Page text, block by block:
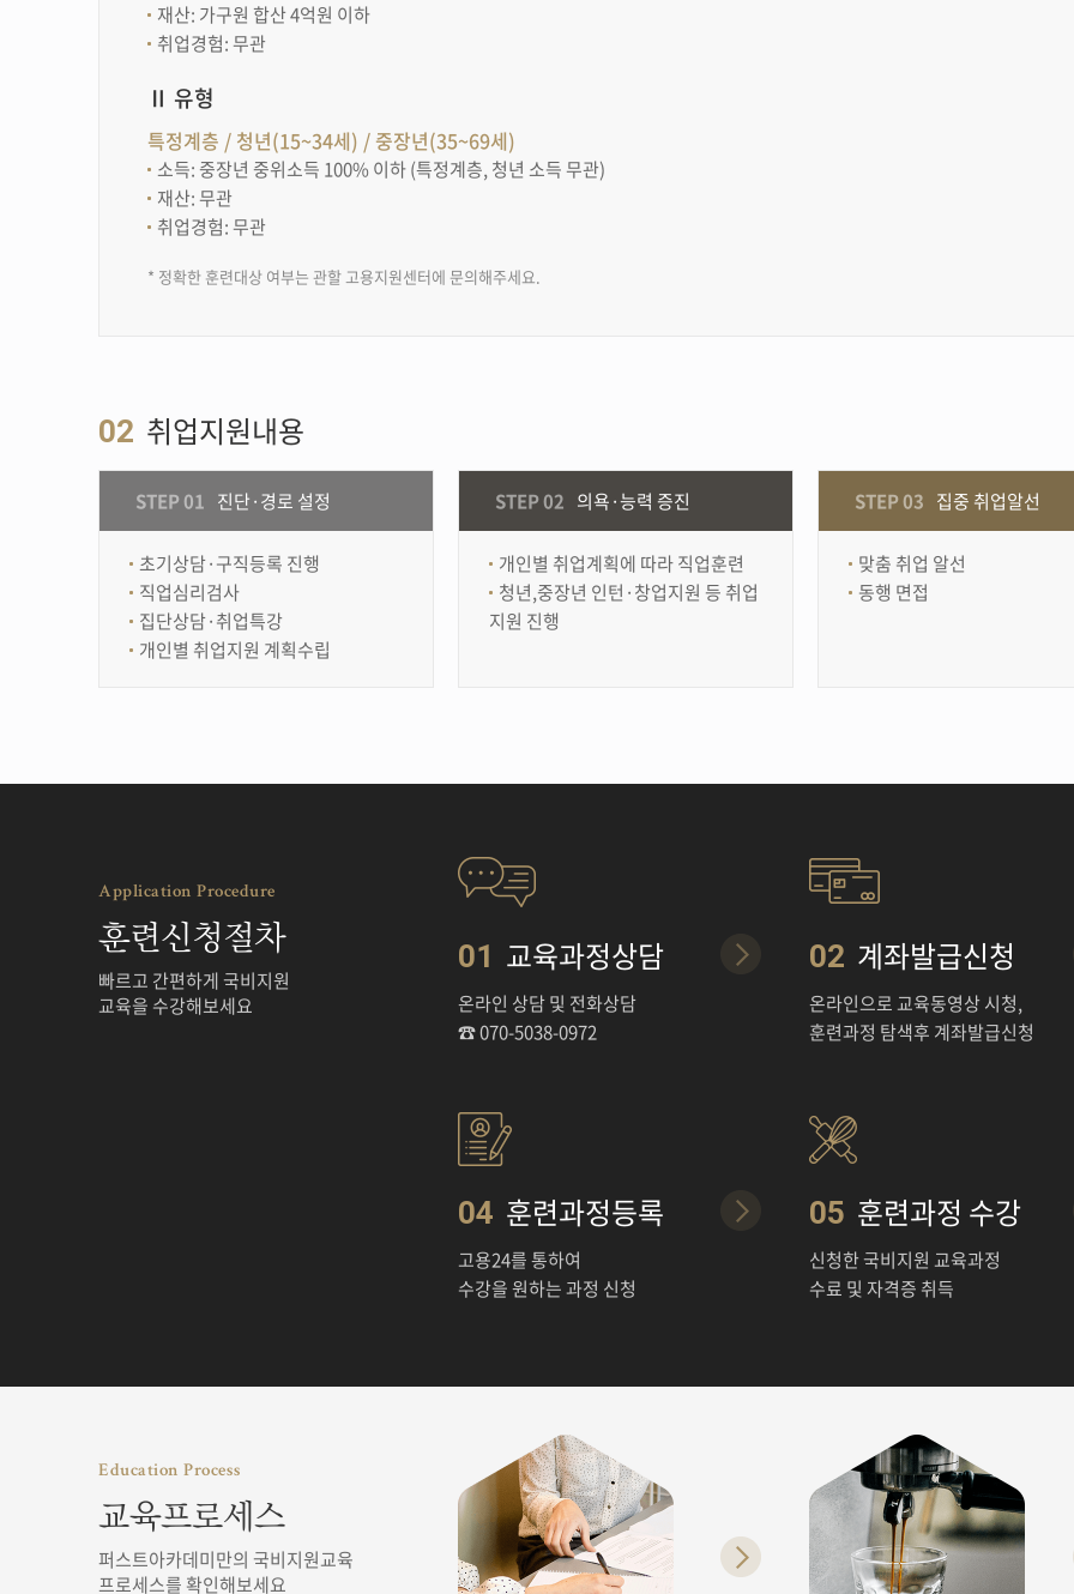
재산: 가구원 합산 4억원 이하
취업경험: 무관
Ⅱ 유형
특정계층 / 청년(15~34세) / 중장년(35~69세)
소득: 중장년 중위소득 100% 이하 (특정계층, 청년 소득 무관)
재산: 무관
취업경험: 무관
* 정확한 훈련대상 여부는 관할 고용지원센터에 문의해주세요.
02 취업지원내용
STEP 01 진단·경로 설정
초기상담·구직등록 진행
직업심리검사
집단상담·취업특강
개인별 취업지원 계획수립
STEP 02 의욕·능력 증진
개인별 취업계획에 따라 직업훈련
청년,중장년 인턴·창업지원 등 취업
지원 진행
STEP 03 집중 취업알선
맞춤 취업 알선
동행 면접
Application Procedure
훈련신청절차
빠르고 간편하게 국비지원
교육을 수강해보세요
01 교육과정상담
온라인 상담 및 전화상담
☎ 070-5038-0972
02 계좌발급신청
온라인으로 교육동영상 시청,
훈련과정 탐색후 계좌발급신청
04 훈련과정등록
고용24를 통하여
수강을 원하는 과정 신청
05 훈련과정 수강
신청한 국비지원 교육과정
수료 및 자격증 취득
Education Process
교육프로세스
퍼스트아카데미만의 국비지원교육
프로세스를 확인해보세요